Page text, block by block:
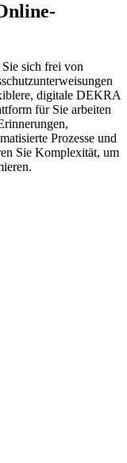
Sie sich frei von
digitale DEKRA
für Sie arbeiten
Prozesse und
Sie Komplexität, um